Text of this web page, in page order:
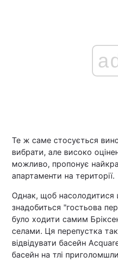
Те ж саме стосується
вибрати, але високо
можливо, пропонує
апартаменти на території.
Однак, щоб насолодитися
знадобиться "гостьова
було ходити самим
селами. Ця перепустка
відвідувати басейн
басейн на тлі